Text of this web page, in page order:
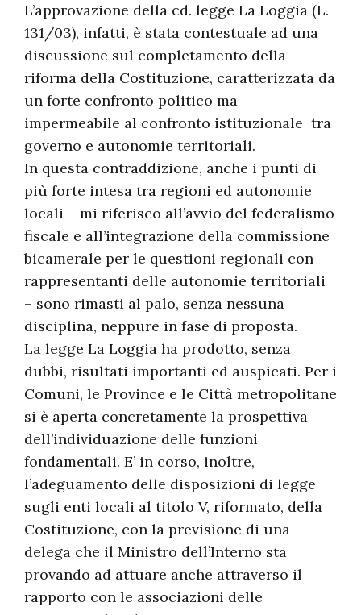
L’approvazione della cd. legge La Loggia (L.
131/03), infatti, è stata contestuale ad una
discussione sul completamento della
riforma della Costituzione, caratterizzata da
un forte confronto politico ma
impermeabile al confronto istituzionale tra
governo e autonomie territoriali.
In questa contraddizione, anche i punti di
più forte intesa tra regioni ed autonomie
locali – mi riferisco all’avvio del federalismo
fiscale e all’integrazione della commissione
bicamerale per le questioni regionali con
rappresentanti delle autonomie territoriali
– sono rimasti al palo, senza nessuna
disciplina, neppure in fase di proposta.
La legge La Loggia ha prodotto, senza
dubbi, risultati importanti ed auspicati. Per i
Comuni, le Province e le Città metropolitane
si è aperta concretamente la prospettiva
dell’individuazione delle funzioni
fondamentali. E’ in corso, inoltre,
l’adeguamento delle disposizioni di legge
sugli enti locali al titolo V, riformato, della
Costituzione, con la previsione di una
delega che il Ministro dell’Interno sta
provando ad attuare anche attraverso il
rapporto con le associazioni delle